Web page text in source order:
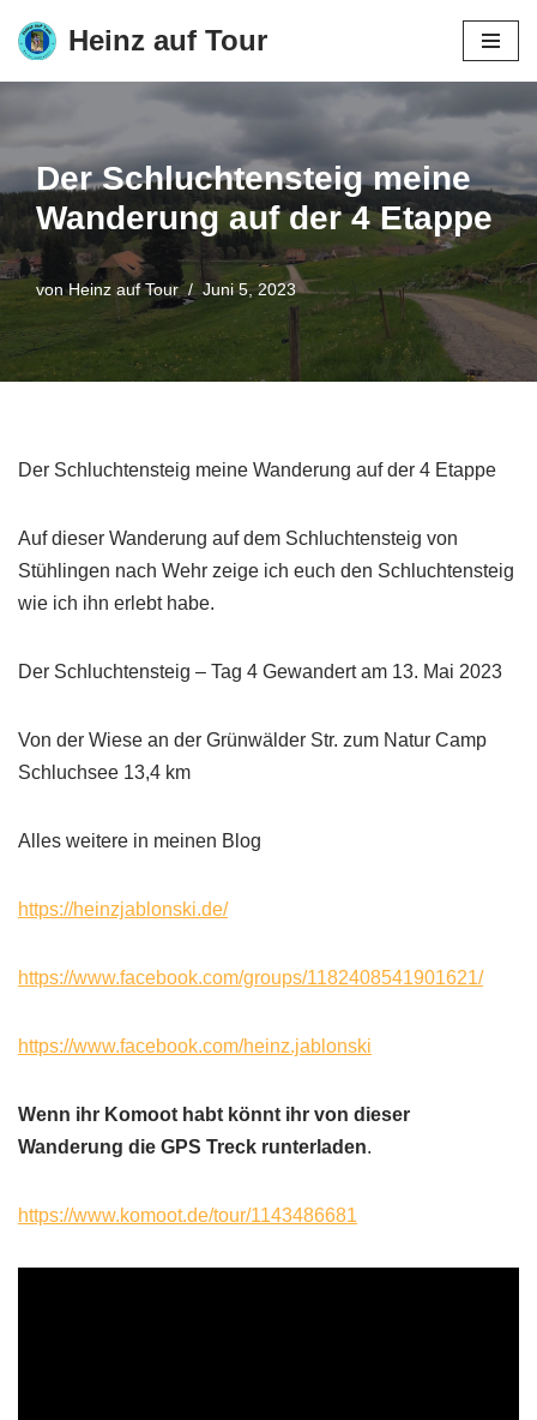
Zum
Heinz auf Tour
Der Schluchtensteig meine
Wanderung auf der 4 Etappe
vonHeinz auf Tour Juni 5, 2023
Der Schluchtensteig meine Wanderung auf der 4 Etappe
Auf dieser Wanderung auf dem Schluchtensteig von
Stühlingen nach Wehr zeige ich euch den Schluchtensteig
wie ich ihn erlebt habe.
Der Schluchtensteig – Tag 4 Gewandert am 13. Mai 2023
Von der Wiese an der Grünwälder Str. zum Natur Camp
Schluchsee 13,4 km
Alles weitere in meinen Blog
https://heinzjablonski.de/
https://www.facebook.com/groups/1182408541901621/
https://www.facebook.com/heinz.jablonski
Wenn ihr Komoot habt könnt ihr von dieser
Wanderung die GPS Treck runterladen.
https://www.komoot.de/tour/1143486681